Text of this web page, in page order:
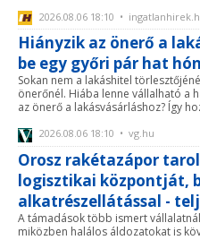
2026.08.06 18:10 •
Hiányzik az önerő a
be egy győri pár hat
Sokan nem a lakáshitel
önerőnél. Hiába lenne vállalható a
az önerő a lakásvásárláshoz? Így
2026.08.06 18:10 • vg.hu
Orosz rakétazápor
logisztikai központját,
alkatrészellátással -
A támadások több ismert
miközben halálos áldozatokat is